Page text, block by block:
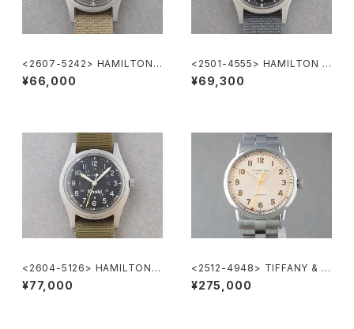
<2607-5242> HAMILTON
Khaki Nature
¥66,000
<2501-4555> HAMILTON K
haki
¥69,300
<2604-5126> HAMILTON K
haki
¥77,000
<2512-4948> TIFFANY & C
o. CT60
¥275,000